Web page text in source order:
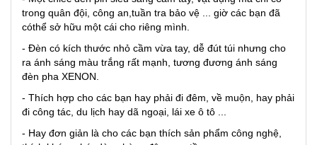
trong quân đội, công an,tuần tra bảo vệ ... giờ các bạn đã
cóthể sở hữu một cái cho riêng mình.
- Đèn có kích thước nhỏ cầm vừa tay, dễ đút túi nhưng cho
ra ánh sáng màu trắng rất mạnh, tương đương ánh sáng
đèn pha XENON.
- Thích hợp cho các bạn hay phải đi đêm, về muộn, hay phải
đi công tác, du lịch hay dã ngoại, lái xe ô tô ...
- Hay đơn giản là cho các bạn thích sản phẩm công nghệ,